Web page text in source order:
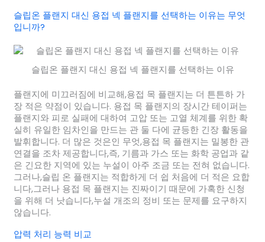
슬립온 플랜지 대신 용접 넥 플랜지를 선택하는 이유는 무엇
입니까?
슬립온 플랜지 대신 용접 넥 플랜지를 선택하는 이유
플랜지에 미끄러짐에 비교해,용접 목 플랜지는 더 튼튼하 가
장 적은 약점이 있습니다. 용접 목 플랜지의 장시간 테이퍼는
플랜지와 피로 실패에 대하여 고압 또는 고열 체계를 위한 확
실히 유일한 임차인을 만드는 관 둘 다에 균등한 긴장 활동을
발휘합니다. 더 많은 것은인 무엇,용접 목 플랜지는 밀봉한 관
연결을 조차 제공합니다,즉, 기름과 가스 또는 화학 공업과 같
은 긴요한 지역에 있는 누설이 아주 조금 또는 전혀 없습니다.
그러나,슬립 온 플랜지는 적합하게 더 쉽 처음에 더 적은 요합
니다,그러나 용접 목 플랜지는 진짜이기 때문에 가혹한 신청
을 위해 더 낫습니다,누설 개조의 정비 또는 문제를 요구하지
않습니다.
압력 처리 능력 비교